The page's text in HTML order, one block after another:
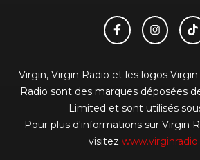
Virgin, Virgin Radio et les logos
Radio sont des marques déposées
Limited et sont utilisés
Pour plus d'informations sur Virgin
visitez